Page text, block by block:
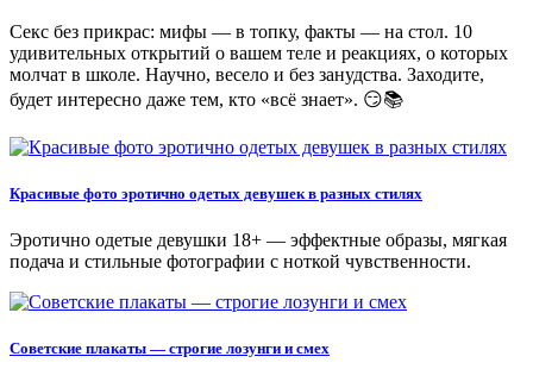
Секс без прикрас: мифы — в топку, факты — на стол. 10
удивительных открытий о вашем теле и реакциях, о которых
молчат в школе. Научно, весело и без занудства. Заходите,
будет интересно даже тем, кто «всё знает». 😏📚
Красивые фото эротично одетых девушек в разных стилях
Эротично одетые девушки 18+ — эффектные образы, мягкая
подача и стильные фотографии с ноткой чувственности.
Советские плакаты — строгие лозунги и смех